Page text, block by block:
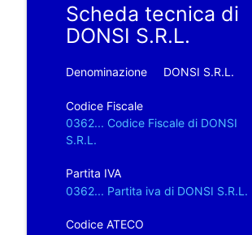
Scheda tecnica di
DONSI S.R.L.
Denominazione DONSI S.R.L.
Codice Fiscale
0362... Codice Fiscale di DONSI
S.R.L.
Partita IVA
0362... Partita iva di DONSI S.R.L.
Codice ATECO